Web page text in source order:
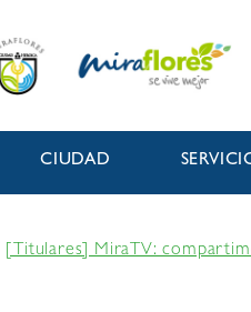
CIUDAD
[Titulares] MiraTV: